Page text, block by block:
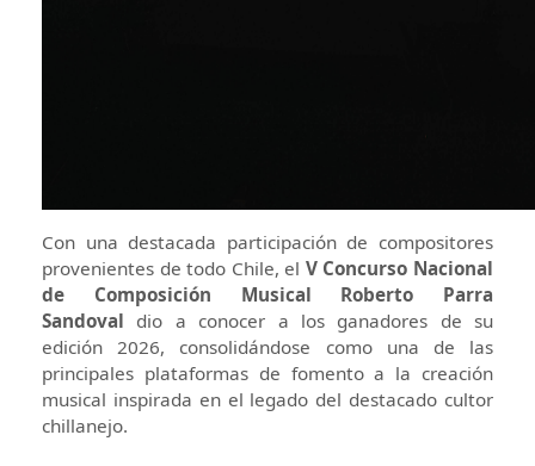
Con una destacada participación de compositores
provenientes de todo Chile, el V Concurso Nacional
de Composición Musical Roberto Parra
Sandoval dio a conocer a los ganadores de su
edición 2026, consolidándose como una de las
principales plataformas de fomento a la creación
musical inspirada en el legado del destacado cultor
chillanejo.